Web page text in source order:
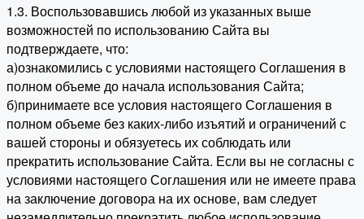
1.3. Воспользовавшись любой из указанных выше
возможностей по использованию Сайта вы
подтверждаете, что:
а)ознакомились с условиями настоящего Соглашения в
полном объеме до начала использования Сайта;
б)принимаете все условия настоящего Соглашения в
полном объеме без каких-либо изъятий и ограничений с
вашей стороны и обязуетесь их соблюдать или
прекратить использование Сайта. Если вы не согласны с
условиями настоящего Соглашения или не имеете права
на заключение договора на их основе, вам следует